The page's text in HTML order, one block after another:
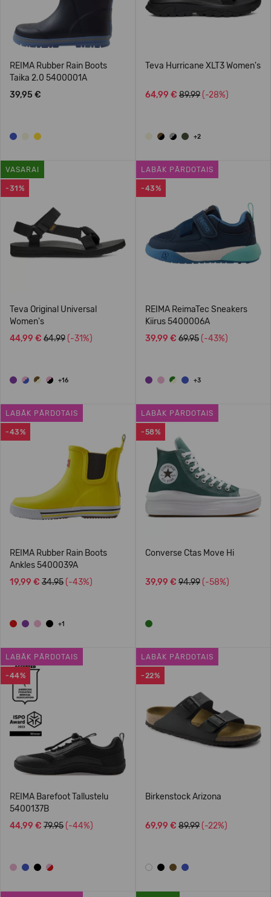
REIMA Rubber Rain Boots
Taika 2.0 5400001A
39,95 €
Teva Hurricane XLT3 Women's
64,99 € 89.99 (-28%)
+2
-31%
VASARAI
Teva Original Universal
Women's
44,99 € 64.99 (-31%)
+16
-43%
LABĀK PĀRDOTAIS
REIMA ReimaTec Sneakers
Kiirus 5400006A
39,99 € 69.95 (-43%)
+3
-43%
LABĀK PĀRDOTAIS
REIMA Rubber Rain Boots
Ankles 5400039A
19,99 € 34.95 (-43%)
+1
-58%
LABĀK PĀRDOTAIS
Converse Ctas Move Hi
39,99 € 94.99 (-58%)
-44%
LABĀK PĀRDOTAIS
REIMA Barefoot Tallustelu
5400137B
44,99 € 79.95 (-44%)
-22%
LABĀK PĀRDOTAIS
Birkenstock Arizona
69,99 € 89.99 (-22%)